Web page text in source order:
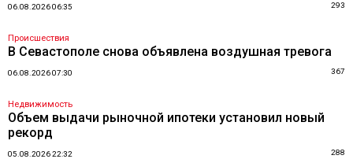
06.08.2026 06:35 293
Происшествия
В Севастополе снова объявлена воздушная тревога
06.08.2026 07:30 367
Недвижимость
Объем выдачи рыночной ипотеки установил новый
рекорд
05.08.2026 22:32 288